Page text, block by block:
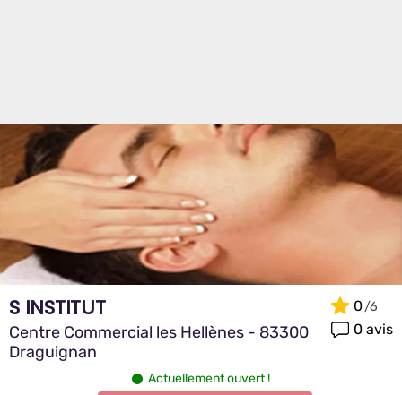
S INSTITUT
Centre Commercial les Hellènes - 83300
Draguignan
0
0 avis
Actuellement ouvert !